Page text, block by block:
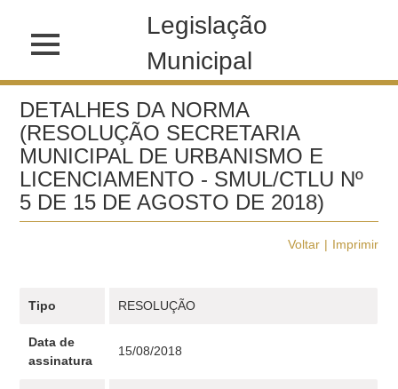
Legislação
Municipal
DETALHES DA NORMA
(RESOLUÇÃO SECRETARIA
MUNICIPAL DE URBANISMO E
LICENCIAMENTO - SMUL/CTLU Nº
5 DE 15 DE AGOSTO DE 2018)
Voltar Imprimir
Tipo RESOLUÇÃO
Data de
assinatura
15/08/2018